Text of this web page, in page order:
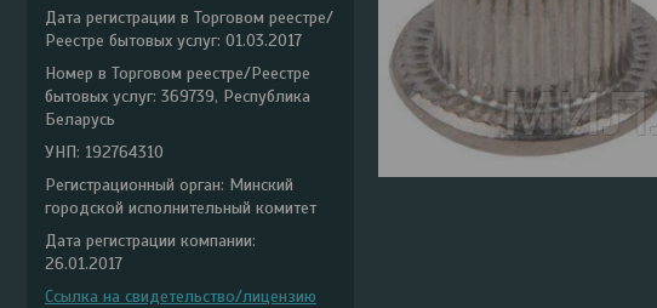
Дата регистрации в Торговом реестре/
Реестре бытовых услуг: 01.03.2017
Номер в Торговом реестре/Реестре
бытовых услуг: 369739, Республика
Беларусь
УНП: 192764310
Регистрационный орган: Минский
городской исполнительный комитет
Дата регистрации компании:
26.01.2017
Ссылка на свидетельство/лицензию